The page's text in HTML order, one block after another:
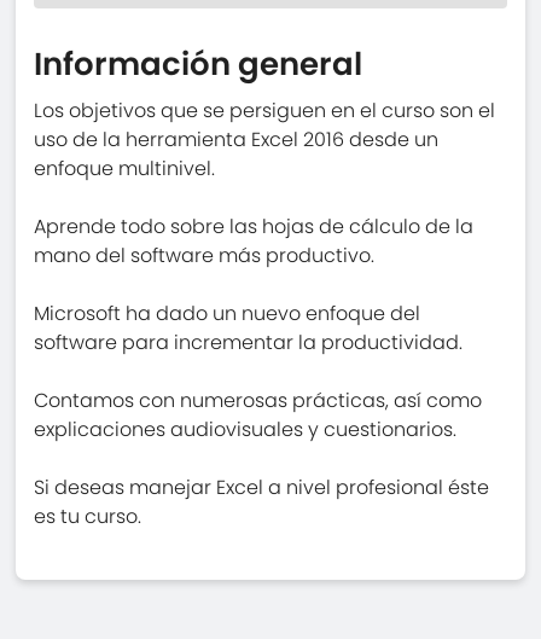
Información general
Los objetivos que se persiguen en el curso son el
uso de la herramienta Excel 2016 desde un
enfoque multinivel.
Aprende todo sobre las hojas de cálculo de la
mano del software más productivo.
Microsoft ha dado un nuevo enfoque del
software para incrementar la productividad.
Contamos con numerosas prácticas, así como
explicaciones audiovisuales y cuestionarios.
Si deseas manejar Excel a nivel profesional éste
es tu curso.